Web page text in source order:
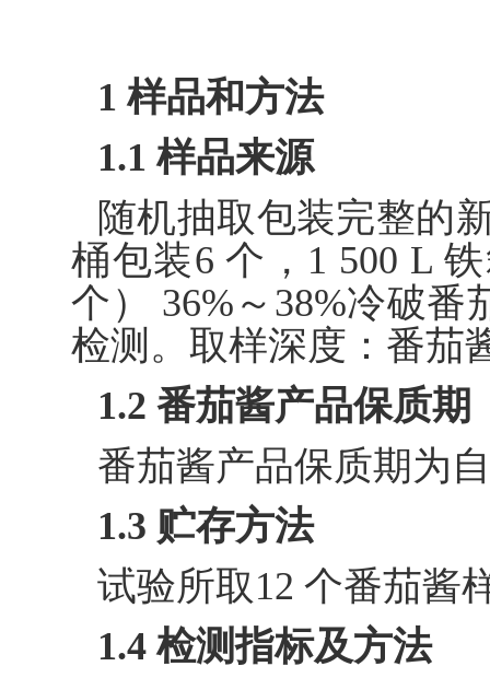
1 样品和方法
1.1 样品来源
随机抽取包装完整的
桶包装6 个，1 500 L
个） 36%～38%冷破番
检测。取样深度：番茄
1.2 番茄酱产品保质期
番茄酱产品保质期为
1.3 贮存方法
试验所取12 个番茄酱
1.4 检测指标及方法